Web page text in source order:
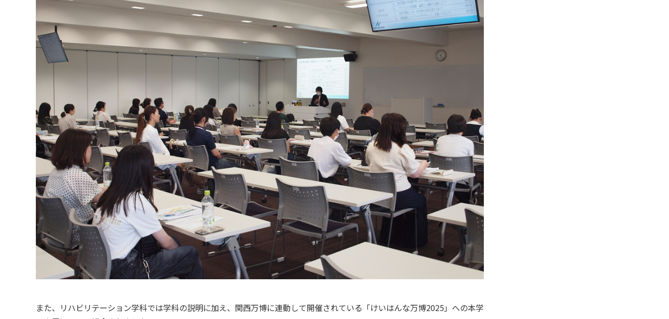
また、リハビリテーション学科では学科の説明に加え、関西万博に連動して開催されている「けいはんな万博2025」への本学